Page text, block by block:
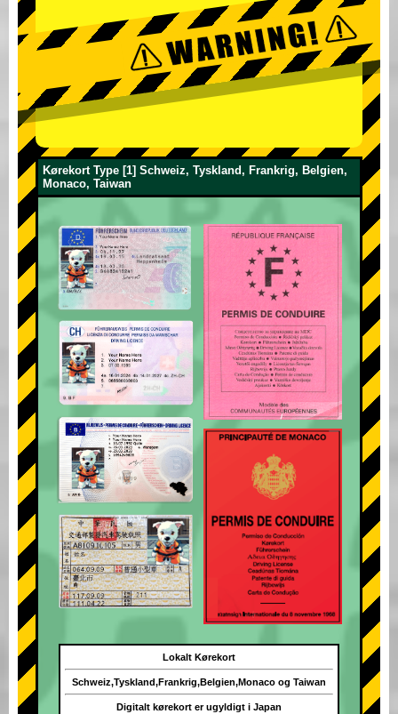
Kørekort Type [1] Schweiz, Tyskland, Frankrig, Belgien,
Monaco, Taiwan
Lokalt Kørekort
Schweiz,Tyskland,Frankrig,Belgien,Monaco og Taiwan
Digitalt kørekort er ugyldigt i Japan